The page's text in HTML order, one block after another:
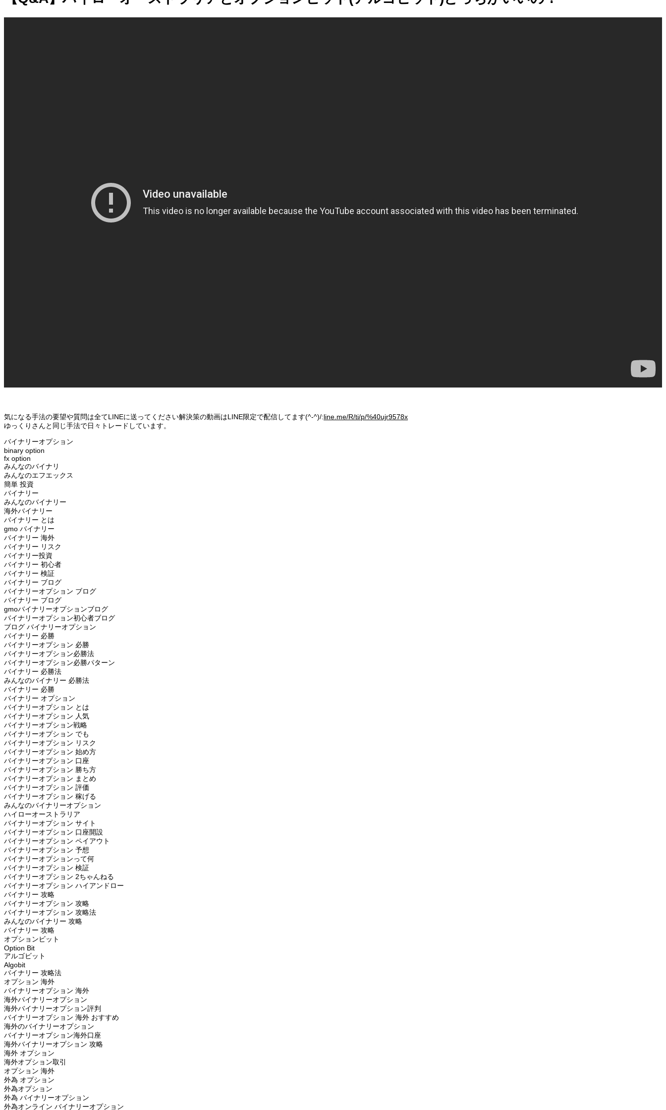
気になる手法の要望や質問は全てLINEに送ってください解決策の動画はLINE限定で配信してます(^-^)/:line.me/R/ti/p/%40ujr9578x
ゆっくりさんと同じ手法で日々トレードしています。
バイナリーオプション
binary option
fx option
みんなのバイナリ
みんなのエフエックス
簡単 投資
バイナリー
みんなのバイナリー
海外バイナリー
バイナリー とは
gmo バイナリー
バイナリー 海外
バイナリー リスク
バイナリー投資
バイナリー 初心者
バイナリー 検証
バイナリー ブログ
バイナリーオプション ブログ
バイナリー ブログ
gmoバイナリーオプションブログ
バイナリーオプション初心者ブログ
ブログ バイナリーオプション
バイナリー 必勝
バイナリーオプション 必勝
バイナリーオプション必勝法
バイナリーオプション必勝パターン
バイナリー 必勝法
みんなのバイナリー 必勝法
バイナリー 必勝
バイナリー オプション
バイナリーオプション とは
バイナリーオプション 人気
バイナリーオプション戦略
バイナリーオプション でも
バイナリーオプション リスク
バイナリーオプション 始め方
バイナリーオプション 口座
バイナリーオプション 勝ち方
バイナリーオプション まとめ
バイナリーオプション 評価
バイナリーオプション 稼げる
みんなのバイナリーオプション
ハイローオーストラリア
バイナリーオプション サイト
バイナリーオプション 口座開設
バイナリーオプション ペイアウト
バイナリーオプション 予想
バイナリーオプションって何
バイナリーオプション 検証
バイナリーオプション 2ちゃんねる
バイナリーオプション ハイアンドロー
バイナリー 攻略
バイナリーオプション 攻略
バイナリーオプション 攻略法
みんなのバイナリー 攻略
バイナリー 攻略
オプションビット
Option Bit
アルゴビット
Algobit
バイナリー 攻略法
オプション 海外
バイナリーオプション 海外
海外バイナリーオプション
海外バイナリーオプション評判
バイナリーオプション 海外 おすすめ
海外のバイナリーオプション
バイナリーオプション海外口座
海外バイナリーオプション 攻略
海外 オプション
海外オプション取引
オプション 海外
外為 オプション
外為オプション
外為 バイナリーオプション
外為オンライン バイナリーオプション